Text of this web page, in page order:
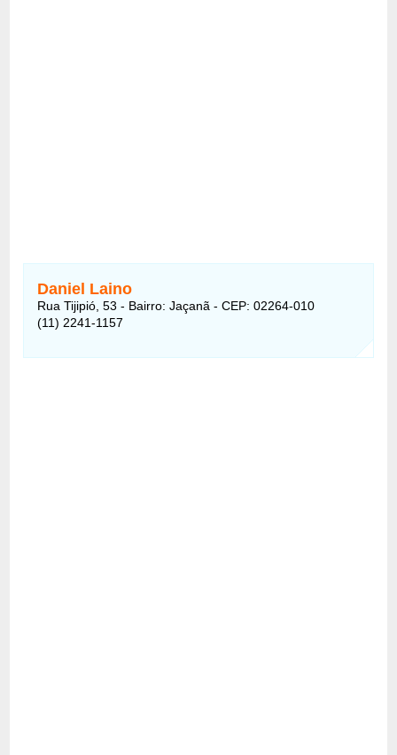
Daniel Laino
Rua Tijipió, 53 - Bairro: Jaçanã - CEP: 02264-010
(11) 2241-1157